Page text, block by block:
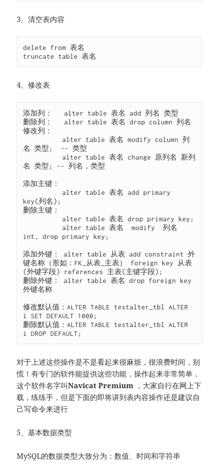
3、清空表内容
delete from 表名
truncate table 表名
4、修改表
添加列：   alter table 表名 add 列名 类型
删除列：   alter table 表名 drop column 列名
修改列：
          alter table 表名 modify column 列
名 类型;  -- 类型
          alter table 表名 change 原列名 新列
名 类型; -- 列名，类型
添加主键：
          alter table 表名 add primary
key(列名);
删除主键：
          alter table 表名 drop primary key;
          alter table 表名  modify  列名
int, drop primary key;
添加外键： alter table 从表 add constraint 外
键名称（形如：FK_从表_主表） foreign key 从表
(外键字段) references 主表(主键字段);
删除外键： alter table 表名 drop foreign key
外键名称
修改默认值：ALTER TABLE testalter_tbl ALTER
i SET DEFAULT 1000;
删除默认值：ALTER TABLE testalter_tbl ALTER
i DROP DEFAULT;
对于上述这些操作是不是看起来很麻烦，很浪费时间，别
慌！有专门的软件能提供这些功能，操作起来非常简单，
这个软件名字叫Navicat Premium ，大家自行在网上下
载，练练手，但是下面的即将讲到表内容操作还是建议自
己写命令来进行
5、基本数据类型
MySQL的数据类型大致分为：数值、时间和字符串